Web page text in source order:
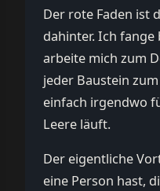
Der rote Faden ist
dahinter. Ich
arbeite mich zum
jeder Baustein
einfach irgendwo
Leere läuft.
Der eigentliche
eine Person hast,